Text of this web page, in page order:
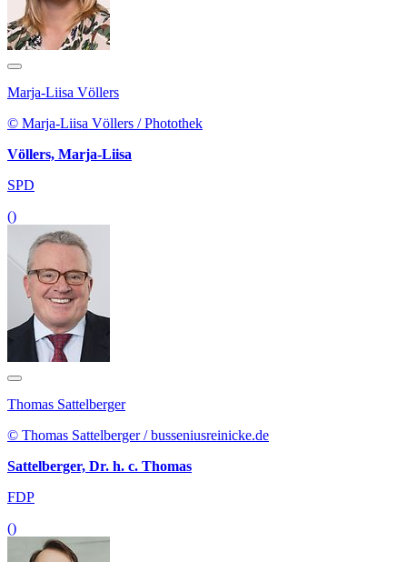
Marja-Liisa Völlers
© Marja-Liisa Völlers / Photothek
Völlers, Marja-Liisa
SPD
()
Thomas Sattelberger
© Thomas Sattelberger / busseniusreinicke.de
Sattelberger, Dr. h. c. Thomas
FDP
()